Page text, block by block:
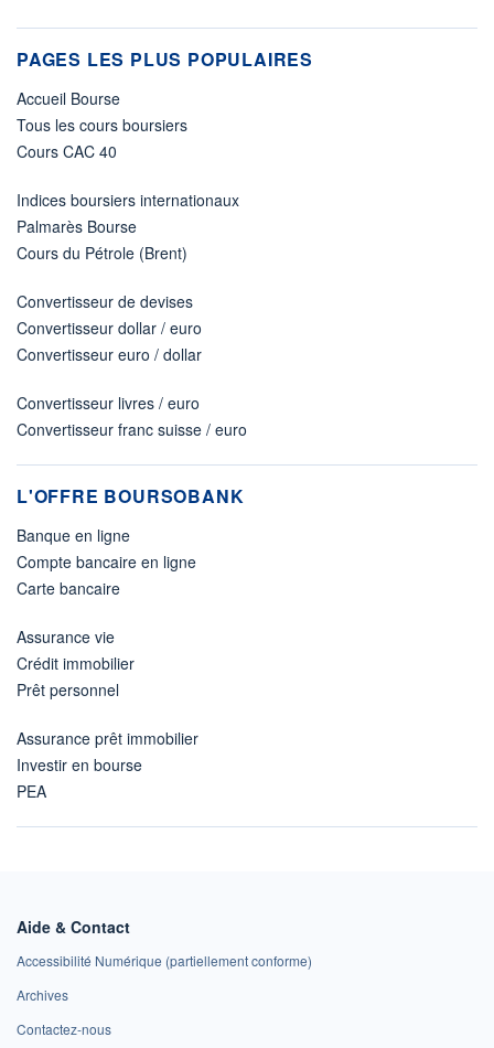
PAGES LES PLUS POPULAIRES
Accueil Bourse
Tous les cours boursiers
Cours CAC 40
Indices boursiers internationaux
Palmarès Bourse
Cours du Pétrole (Brent)
Convertisseur de devises
Convertisseur dollar / euro
Convertisseur euro / dollar
Convertisseur livres / euro
Convertisseur franc suisse / euro
L'OFFRE BOURSOBANK
Banque en ligne
Compte bancaire en ligne
Carte bancaire
Assurance vie
Crédit immobilier
Prêt personnel
Assurance prêt immobilier
Investir en bourse
PEA
Aide & Contact
Accessibilité Numérique (partiellement conforme)
Archives
Contactez-nous